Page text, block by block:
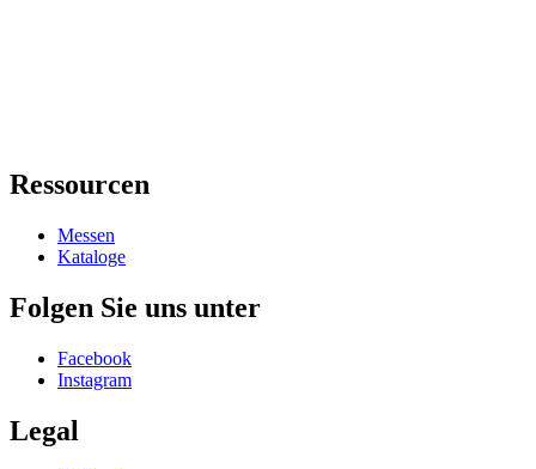
Ressourcen
Messen
Kataloge
Folgen Sie uns unter
Facebook
Instagram
Legal